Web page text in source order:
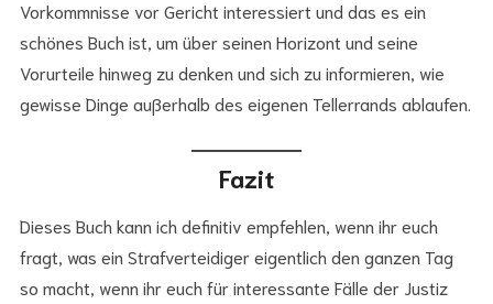
Vorkommnisse vor Gericht interessiert und das es ein
schönes Buch ist, um über seinen Horizont und seine
Vorurteile hinweg zu denken und sich zu informieren, wie
gewisse Dinge außerhalb des eigenen Tellerrands ablaufen.
Fazit
Dieses Buch kann ich definitiv empfehlen, wenn ihr euch
fragt, was ein Strafverteidiger eigentlich den ganzen Tag
so macht, wenn ihr euch für interessante Fälle der Justiz